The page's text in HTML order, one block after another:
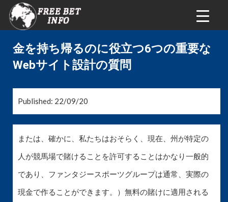
金を持ち帰るのに役立つ6つの重要な
Webサイト設計の質問
Published: 22/09/20
または、確かに、私たちはおそらく、現在、州が特定の
人が競馬場で賭けることを許可することはかなり一般的
であり、ファンタジースポーツグループは通常、実際の
現金で作ることができます。）無料の賭けに適用される